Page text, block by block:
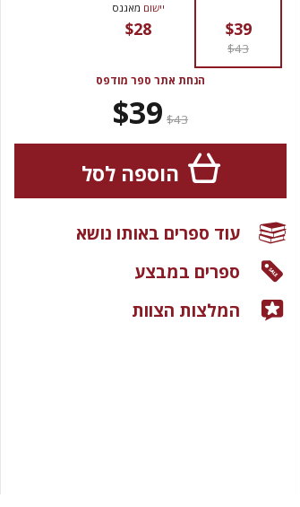
$39
$43
יישום מאגנס
$28
הנחת אתר ספר מודפס
$43
$39
הוספה לסל
עוד ספרים באותו נושא
ספרים במבצע
המלצות הצוות